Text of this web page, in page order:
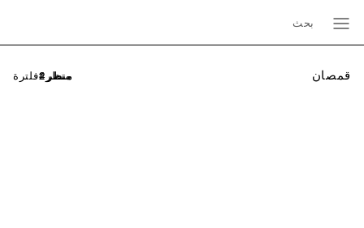
بحث
قمصان فلترة